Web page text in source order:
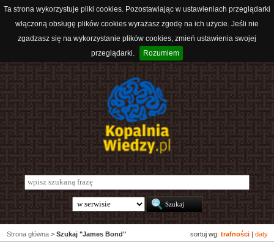
Ta strona wykorzystuje pliki cookies. Pozostawiając w ustawieniach przeglądarki
włączoną obsługę plików cookies wyrażasz zgodę na ich użycie. Jeśli nie
zgadzasz się na wykorzystanie plików cookies, zmień ustawienia swojej
przeglądarki.
Rozumiem
sortuj wg: trafności daty
Strona główna > Szukaj "James Bond"